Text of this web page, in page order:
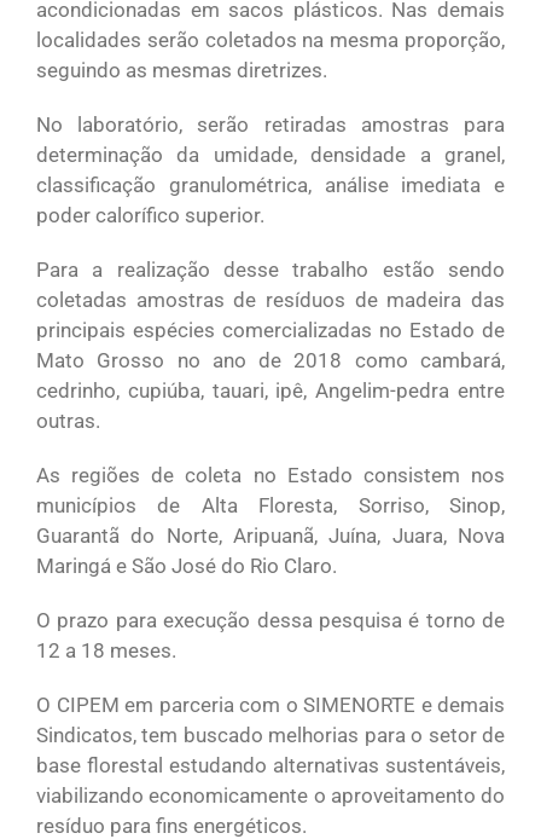
acondicionadas em sacos plásticos. Nas demais
localidades serão coletados na mesma proporção,
seguindo as mesmas diretrizes.
No laboratório, serão retiradas amostras para
determinação da umidade, densidade a granel,
classificação granulométrica, análise imediata e
poder calorífico superior.
Para a realização desse trabalho estão sendo
coletadas amostras de resíduos de madeira das
principais espécies comercializadas no Estado de
Mato Grosso no ano de 2018 como cambará,
cedrinho, cupiúba, tauari, ipê, Angelim-pedra entre
outras.
As regiões de coleta no Estado consistem nos
municípios de Alta Floresta, Sorriso, Sinop,
Guarantã do Norte, Aripuanã, Juína, Juara, Nova
Maringá e São José do Rio Claro.
O prazo para execução dessa pesquisa é torno de
12 a 18 meses.
O CIPEM em parceria com o SIMENORTE e demais
Sindicatos, tem buscado melhorias para o setor de
base florestal estudando alternativas sustentáveis,
viabilizando economicamente o aproveitamento do
resíduo para fins energéticos.